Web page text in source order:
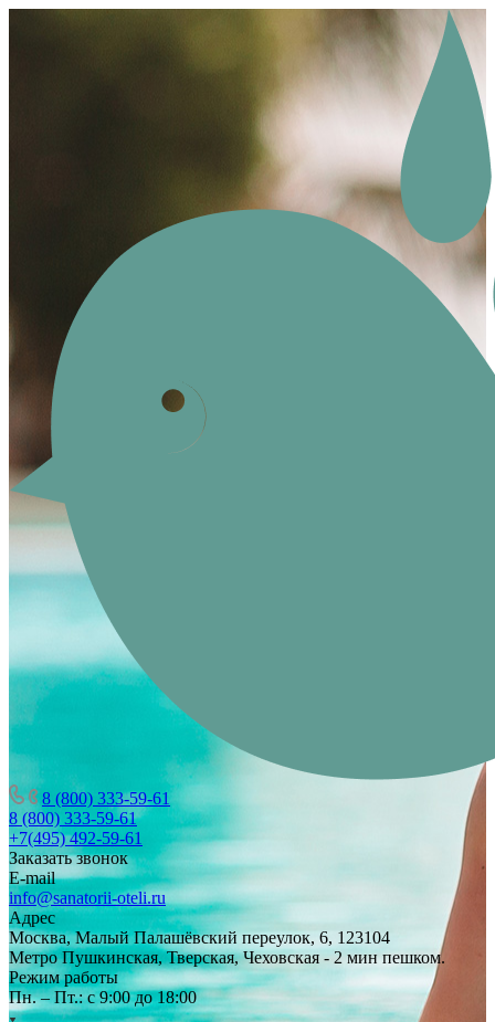
8 (800) 333-59-61
8 (800) 333-59-61
+7(495) 492-59-61
Заказать звонок
E-mail
info@sanatorii-oteli.ru
Адрес
Москва, Малый Палашёвский переулок, 6, 123104
Метро Пушкинская, Тверская, Чеховская - 2 мин пешком.
Режим работы
Пн. – Пт.: с 9:00 до 18:00